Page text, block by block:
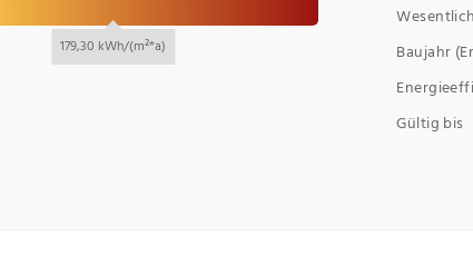
179,30 kWh/(m²*a)
Baujahr
Gültig bis